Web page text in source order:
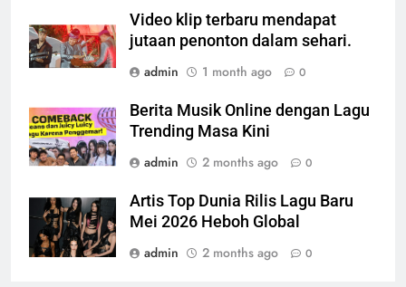
Video klip terbaru mendapat
jutaan penonton dalam sehari.
admin
1 month ago 0
Berita Musik Online dengan Lagu
Trending Masa Kini
admin
2 months ago 0
Artis Top Dunia Rilis Lagu Baru
Mei 2026 Heboh Global
admin
2 months ago 0